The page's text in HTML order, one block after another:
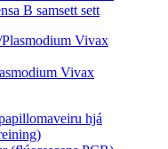
B samsett sett
Vivax